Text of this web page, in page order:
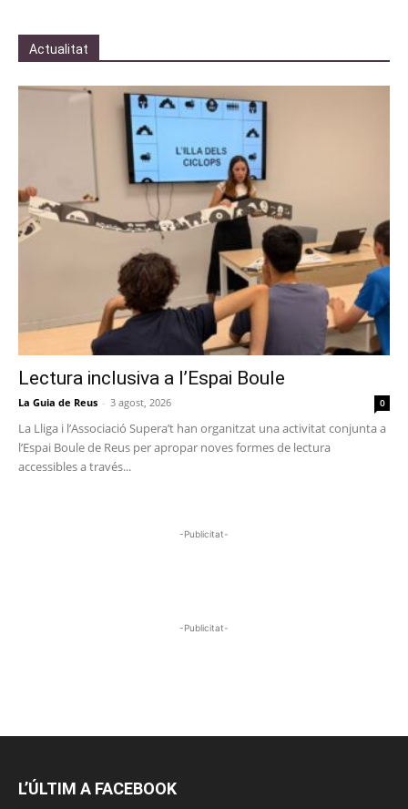
Actualitat
Lectura inclusiva a l’Espai Boule
La Guia de Reus - 3 agost, 2026 0
La Lliga i l’Associació Supera’t han organitzat una activitat conjunta a
l’Espai Boule de Reus per apropar noves formes de lectura
accessibles a través...
-Publicitat-
-Publicitat-
L’ÚLTIM A FACEBOOK